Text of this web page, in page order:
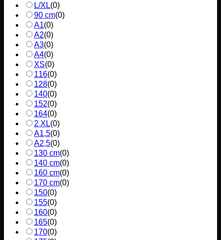
L/XL(0)
90 cm(0)
A1(0)
A2(0)
A3(0)
A4(0)
XS(0)
116(0)
128(0)
140(0)
152(0)
164(0)
2 XL(0)
A1,5(0)
A2,5(0)
130 cm(0)
140 cm(0)
160 cm(0)
170 cm(0)
150(0)
155(0)
160(0)
165(0)
170(0)